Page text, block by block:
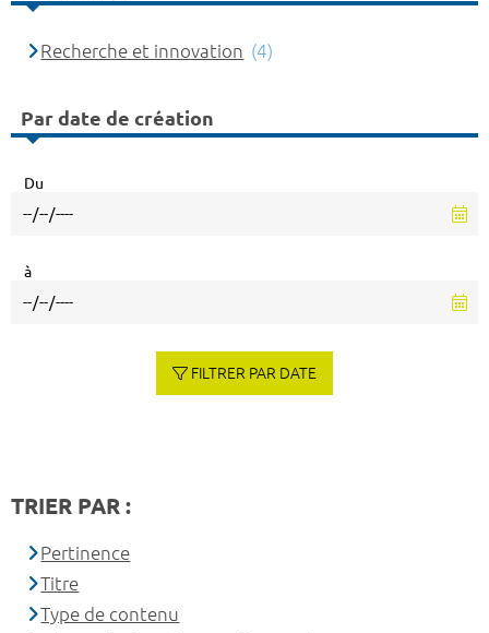
Recherche et innovation (4)
Par date de création
Du
à
FILTRER PAR DATE
TRIER PAR :
Pertinence
Titre
Type de contenu